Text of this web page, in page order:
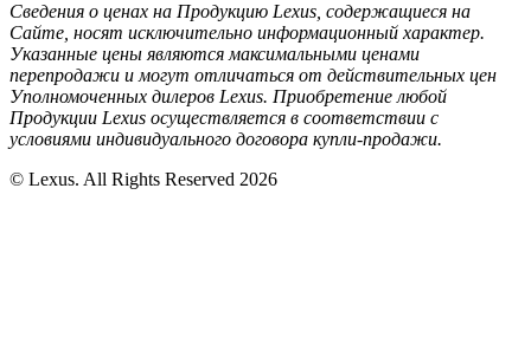
Сведения о ценах на Продукцию Lexus, содержащиеся на
Сайте, носят исключительно информационный характер.
Указанные цены являются максимальными ценами
перепродажи и могут отличаться от действительных цен
Уполномоченных дилеров Lexus. Приобретение любой
Продукции Lexus осуществляется в соответствии с
условиями индивидуального договора купли-продажи.
© Lexus. All Rights Reserved 2026